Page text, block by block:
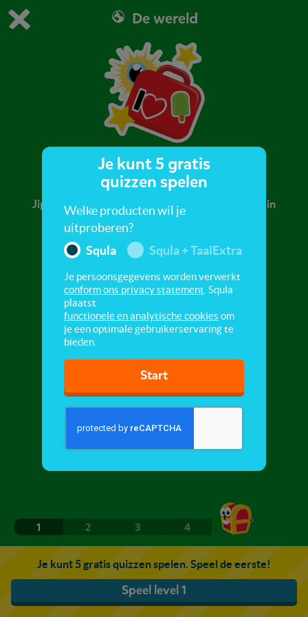
Dit is de gratis demo van Squla.
Bestel nu
0 1
De wereld
Op vakantie
Jippie, we gaan op vakantie! Gaan we met de trein
of het vliegtuig? Speel de quiz!
1 2 3 4
Je kunt 5 gratis quizzen spelen. Speel de eerste!
Speel level 1
Je kunt 5 gratis
quizzen spelen
Welke producten wil je
uitproberen?
Squla
Squla + TaalExtra
Je persoonsgegevens worden verwerkt
conform ons privacy statement . Squla
plaatst
functionele en analytische cookies om
je een optimale gebruikerservaring te
bieden.
Start